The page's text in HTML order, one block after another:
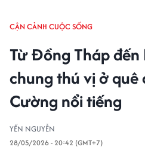
CẬN CẢNH CUỘC SỐNG
Từ Đồng Tháp
chung thú vị ở quê
Cường nổi tiếng
YẾN NGUYỄN
28/05/2026 - 20:42 (GMT+7)